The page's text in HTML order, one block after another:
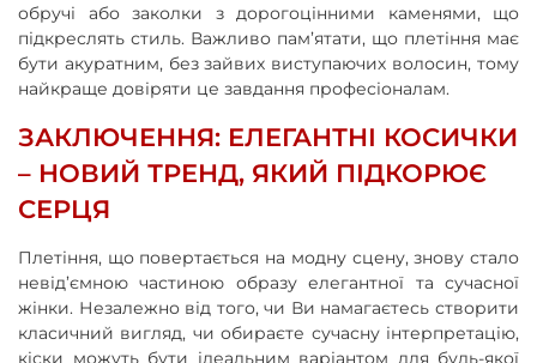
обручі або заколки з дорогоцінними каменями, що
підкреслять стиль. Важливо пам’ятати, що плетіння має
бути акуратним, без зайвих виступаючих волосин, тому
найкраще довіряти це завдання професіоналам.
ЗАКЛЮЧЕННЯ: ЕЛЕГАНТНІ КОСИЧКИ
– НОВИЙ ТРЕНД, ЯКИЙ ПІДКОРЮЄ
СЕРЦЯ
Плетіння, що повертається на модну сцену, знову стало
невід’ємною частиною образу елегантної та сучасної
жінки. Незалежно від того, чи Ви намагаєтесь створити
класичний вигляд, чи обираєте сучасну інтерпретацію,
кіски можуть бути ідеальним варіантом для будь-якої